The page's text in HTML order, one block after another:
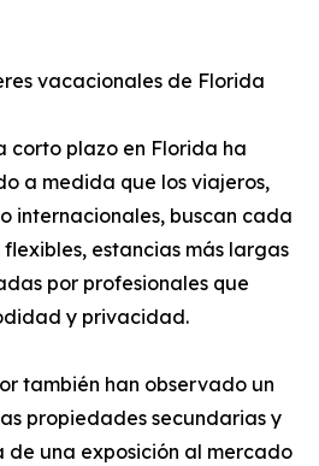
vacacionales de Florida
corto plazo en Florida ha
a medida que los viajeros,
internacionales, buscan cada
estancias más largas
por profesionales que
y privacidad.
también han observado un
propiedades secundarias y
de una exposición al mercado